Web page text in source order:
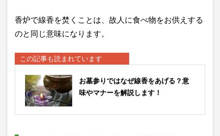
香炉で線香を焚くことは、故人に食べ物をお供えする
のと同じ意味になります。
この記事も読まれています
お墓参りではなぜ線香をあげる？意
味やマナーを解説します！